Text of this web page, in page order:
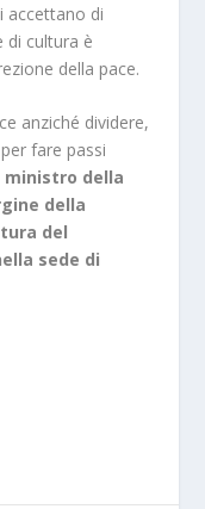
accettano di
di cultura è
della pace.
anziché dividere,
fare passi
della
della
del
sede di